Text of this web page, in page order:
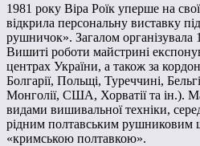
1981 року Віра Роїк уперше на
відкрила персональну виставку
рушничок». Загалом організувала
Вишиті роботи майстрині
центрах України, а також за
Болгарії, Польщі, Туреччині,
Монголії, США, Хорватії та ін.).
видами вишивальної техніки,
рідним полтавським рушниковим
«кримською полтавкою».